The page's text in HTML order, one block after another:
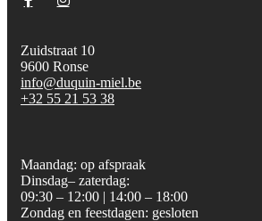
Zuidstraat 10
9600 Ronse
info@duquin-miel.be
+32 55 21 53 38
Maandag: op afspraak
Dinsdag– zaterdag:
09:30 – 12:00 | 14:00 – 18:00
Zondag en feestdagen: gesloten